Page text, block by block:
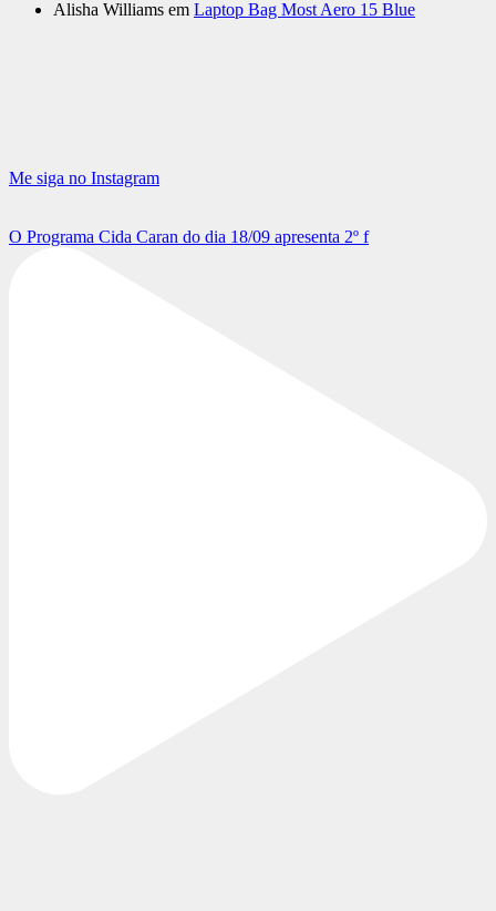
Alisha Williams em Laptop Bag Most Aero 15 Blue
Me siga no Instagram
O Programa Cida Caran do dia 18/09 apresenta 2º f